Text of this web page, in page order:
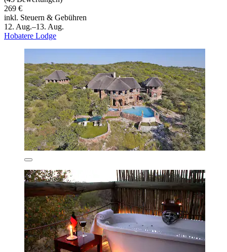
269 €
inkl. Steuern & Gebühren
12. Aug.–13. Aug.
Hobatere Lodge